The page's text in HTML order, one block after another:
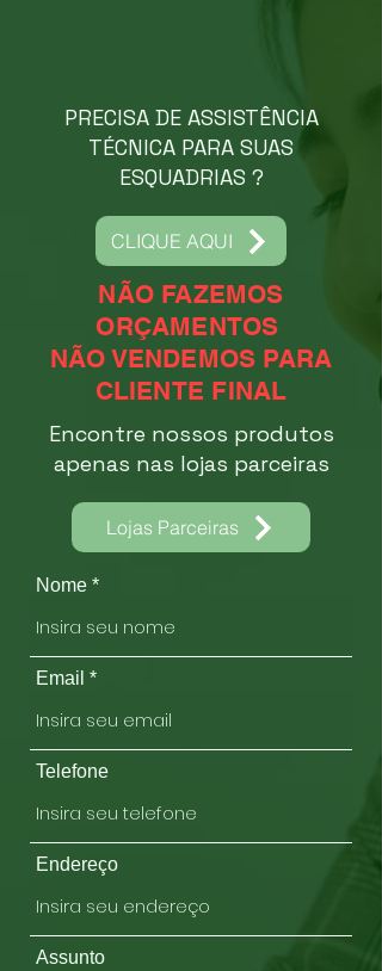
PRECISA DE ASSISTÊNCIA
TÉCNICA PARA SUAS
ESQUADRIAS ?
CLIQUE AQUI
NÃO FAZEMOS
ORÇAMENTOS
NÃO VENDEMOS PARA
CLIENTE FINAL
Encontre nossos produtos
apenas nas lojas parceiras
Lojas Parceiras
Nome
Email
Telefone
Endereço
Assunto